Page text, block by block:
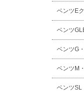
ベンツE
ベンツ
ベンツG
ベンツM
ベンツSL